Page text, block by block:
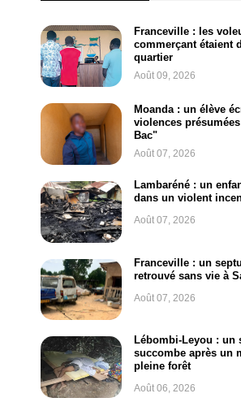
Franceville : les
commerçant étaient
quartier
Août 09, 2026
Moanda : un élève
violences
Bac"
Août 07, 2026
Lambaréné : un
dans un violent
Août 07, 2026
Franceville : un
retrouvé sans vie à
Août 07, 2026
Lébombi-Leyou : un
succombe après un
pleine forêt
Août 06, 2026